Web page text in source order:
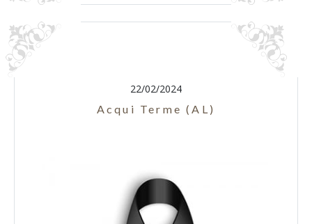
22/02/2024
Acqui Terme (AL)